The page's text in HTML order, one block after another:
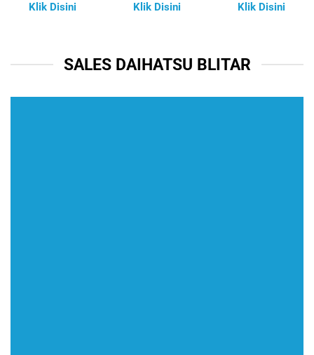
Klik Disini
Klik Disini
Klik Disini
SALES DAIHATSU BLITAR